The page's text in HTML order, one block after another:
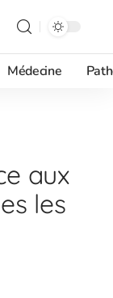
Médecine
aux
les